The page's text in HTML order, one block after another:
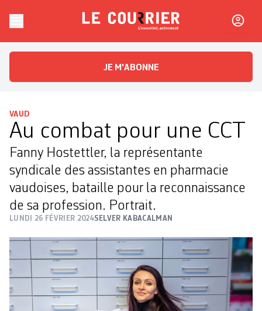
Le CourrierL'essentiel, autrement
JE M'ABONNE
VAUD
Au combat pour une CCT
Fanny Hostettler, la représentante
syndicale des assistantes en pharmacie
vaudoises, bataille pour la reconnaissance
de sa profession. Portrait.
LUNDI 26 FÉVRIER 2024SELVER KABACALMAN